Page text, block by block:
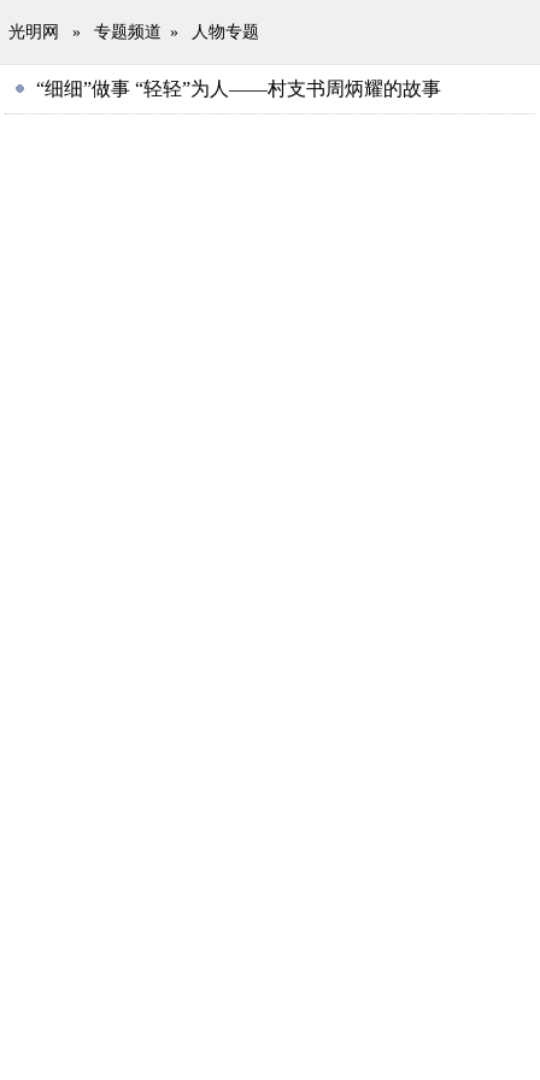
光明网 » 专题频道 » 人物专题
“细细”做事 “轻轻”为人——村支书周炳耀的故事